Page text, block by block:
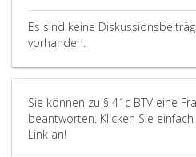
Es sind keine
vorhanden.
Sie können zu § 41c BTV eine
beantworten. Klicken Sie
Link an!